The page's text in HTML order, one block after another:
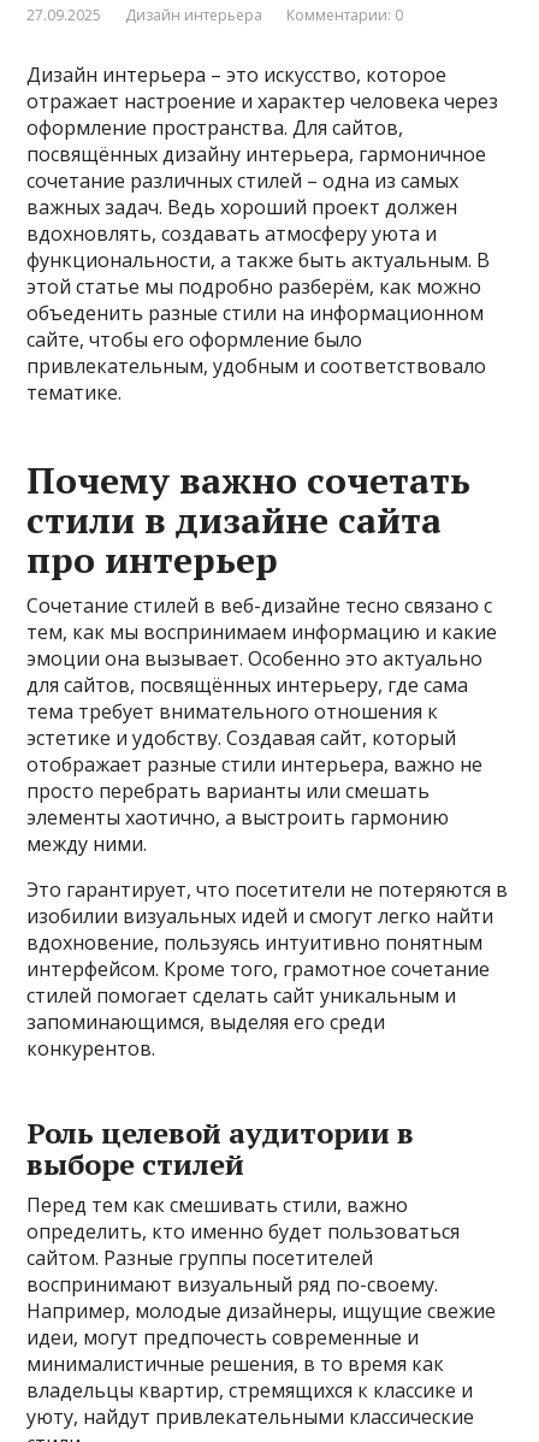
27.09.2025 Дизайн интерьера Комментарии: 0
Дизайн интерьера – это искусство, которое
отражает настроение и характер человека через
оформление пространства. Для сайтов,
посвящённых дизайну интерьера, гармоничное
сочетание различных стилей – одна из самых
важных задач. Ведь хороший проект должен
вдохновлять, создавать атмосферу уюта и
функциональности, а также быть актуальным. В
этой статье мы подробно разберём, как можно
объеденить разные стили на информационном
сайте, чтобы его оформление было
привлекательным, удобным и соответствовало
тематике.
Почему важно сочетать
стили в дизайне сайта
про интерьер
Сочетание стилей в веб-дизайне тесно связано с
тем, как мы воспринимаем информацию и какие
эмоции она вызывает. Особенно это актуально
для сайтов, посвящённых интерьеру, где сама
тема требует внимательного отношения к
эстетике и удобству. Создавая сайт, который
отображает разные стили интерьера, важно не
просто перебрать варианты или смешать
элементы хаотично, а выстроить гармонию
между ними.
Это гарантирует, что посетители не потеряются в
изобилии визуальных идей и смогут легко найти
вдохновение, пользуясь интуитивно понятным
интерфейсом. Кроме того, грамотное сочетание
стилей помогает сделать сайт уникальным и
запоминающимся, выделяя его среди
конкурентов.
Роль целевой аудитории в
выборе стилей
Перед тем как смешивать стили, важно
определить, кто именно будет пользоваться
сайтом. Разные группы посетителей
воспринимают визуальный ряд по-своему.
Например, молодые дизайнеры, ищущие свежие
идеи, могут предпочесть современные и
минималистичные решения, в то время как
владельцы квартир, стремящихся к классике и
уюту, найдут привлекательными классические